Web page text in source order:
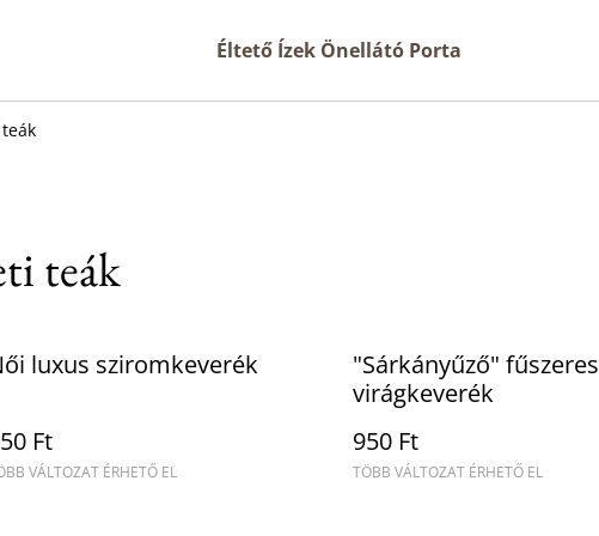
Éltető Ízek Önellátó Porta
teák
luxus sziromkeverék
Ft
VÁLTOZAT ÉRHETŐ EL
"Sárkányűző" fűszeres
virágkeverék
950 Ft
TÖBB VÁLTOZAT ÉRHETŐ EL